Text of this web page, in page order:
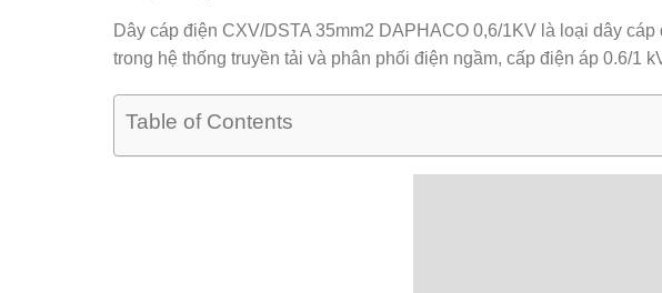
Dây cáp điện CXV/DSTA 35mm2 DAPHACO 0,6/1KV là loại dây
trong hệ thống truyền tải và phân phối điện ngầm, cấp điện áp 0.6/1
Table of Contents